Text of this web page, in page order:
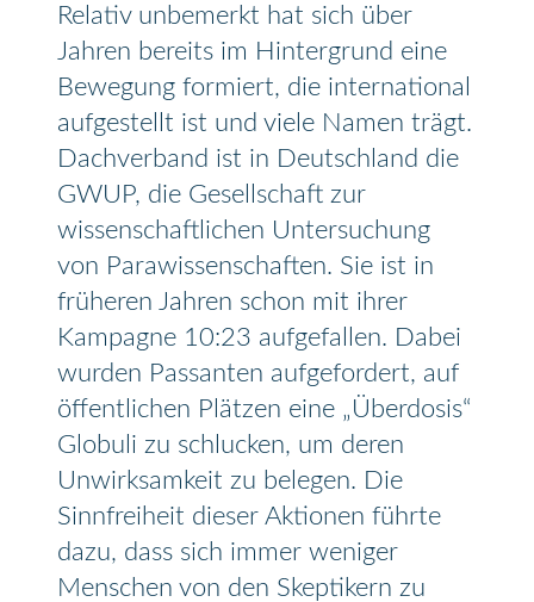
Relativ unbemerkt hat sich über
Jahren bereits im Hintergrund eine
Bewegung formiert, die international
aufgestellt ist und viele Namen trägt.
Dachverband ist in Deutschland die
GWUP, die Gesellschaft zur
wissenschaftlichen Untersuchung
von Parawissenschaften. Sie ist in
früheren Jahren schon mit ihrer
Kampagne 10:23 aufgefallen. Dabei
wurden Passanten aufgefordert, auf
öffentlichen Plätzen eine „Überdosis“
Globuli zu schlucken, um deren
Unwirksamkeit zu belegen. Die
Sinnfreiheit dieser Aktionen führte
dazu, dass sich immer weniger
Menschen von den Skeptikern zu